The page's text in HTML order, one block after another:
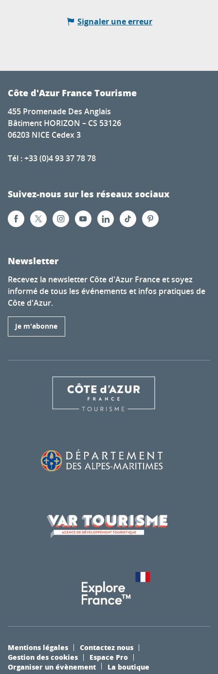
Signaler une erreur
Côte d'Azur France Tourisme
455 Promenade Des Anglais
Bâtiment HORIZON – CS 53126
06203 NICE Cedex 3
Tél : +33 (0)4 93 37 78 78
Suivez-nous sur les réseaux sociaux
Newsletter
Recevez la newsletter Côte d'Azur France et soyez
informé de tous les événements et infos pratiques de
Côte d'Azur.
Je m'abonne
Mentions légales
Contactez nous
Gestion des cookies
Espace Pro
Organiser un évènement
La boutique